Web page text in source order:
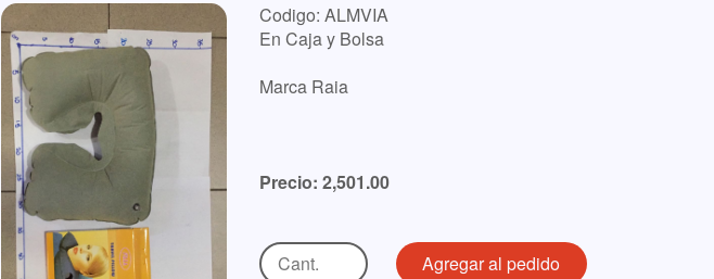
Codigo: ALMVIA
En Caja y Bolsa
Marca Raia
Precio: 2,501.00